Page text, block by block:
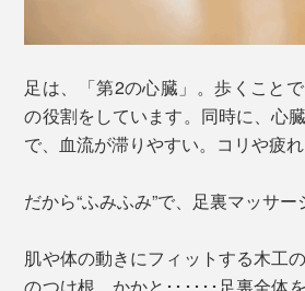
足は、「第2の心臓」。歩くこと
の役割をしています。同時に、心
で、血流が滞りやすい。コリや疲れ
だから“ふみふみ”で、足裏マッサー
肌や体の動きにフィットする木工
のつけ根、かかと･･････足裏全体